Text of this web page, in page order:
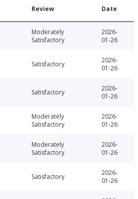
Review Date
Moderately
Satisfactory
2026-
01-26
Satisfactory
2026-
01-26
Satisfactory
2026-
01-26
Moderately
Satisfactory
2026-
01-26
Moderately
Satisfactory
2026-
01-26
Satisfactory
2026-
01-26